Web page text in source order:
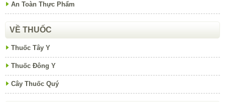
An Toàn Thực Phẩm
VỀ THUỐC
Thuốc Tây Y
Thuốc Đông Y
Cây Thuốc Quý